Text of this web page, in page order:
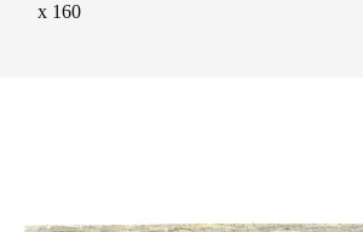
x 160
6.020,00€